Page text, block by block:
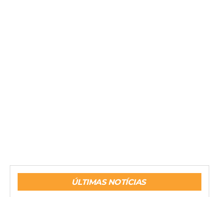
ÚLTIMAS NOTÍCIAS